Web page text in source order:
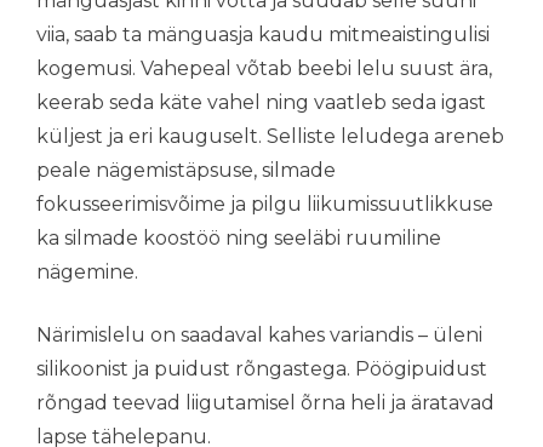
viia, saab ta mänguasja kaudu mitmeaistingulisi
kogemusi. Vahepeal võtab beebi lelu suust ära,
keerab seda käte vahel ning vaatleb seda igast
küljest ja eri kauguselt. Selliste leludega areneb
peale nägemistäpsuse, silmade
fokusseerimisvõime ja pilgu liikumissuutlikkuse
ka silmade koostöö ning seeläbi ruumiline
nägemine.
Närimislelu on saadaval kahes variandis – üleni
silikoonist ja puidust rõngastega. Pöögipuidust
rõngad teevad liigutamisel õrna heli ja äratavad
lapse tähelepanu.